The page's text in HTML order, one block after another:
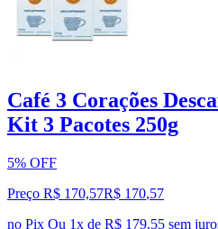
Café 3 Corações
Kit 3 Pacotes 250g
5% OFF
Preço R$ 170,57R$ 170,57
no Pix Ou 1x de R$ 179,55 sem